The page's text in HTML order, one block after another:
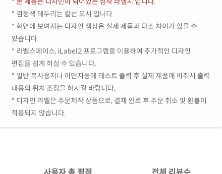
* 검정색 테두리는 칼선 표시 입니다.
* 화면에 보여지는 디자인 색상은 실제 제품과 다소 차이가 있을 수
있습니다.
* 라벨스페이스, iLabel2 프로그램을 이용하여 추가적인 디자인
편집을 쉽게 하실 수 있습니다.
* 일반 복사용지나 이면지등에 테스트 출력 후 실제 제품에 비춰서 출력
내용의 위치 조정을 하시길 바랍니다.
* 디자인 라벨은 주문제작 상품으로, 결제 완료 후 주문 취소 및 환불이
적용되지 않습니다.